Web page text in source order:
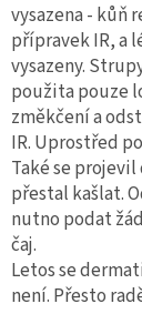
vysazena - kůň
přípravek IR, a
vysazeny.
použita pouze
změkčení a
IR. Uprostřed
Také se
přestal kašlat.
nutno podat
čaj.
Letos se
není. Přesto